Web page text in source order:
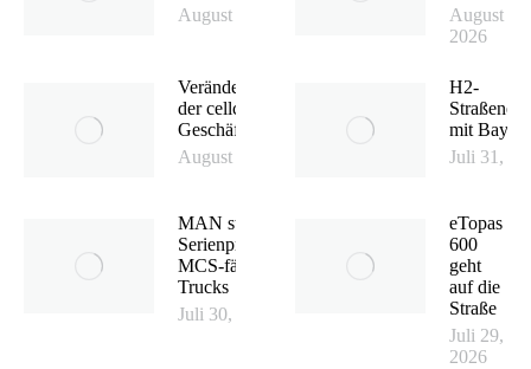
August 6, 2026
August 4,
2026
Veränderung in
der cellcentric-
Geschäftsführung
August 3, 2026
H2-
mit
Juli 31,
MAN startet
Serienproduktion
MCS-fähiger E-
Trucks
Juli 30, 2026
eTopas
600
geht
auf die
Straße
Juli 29,
2026